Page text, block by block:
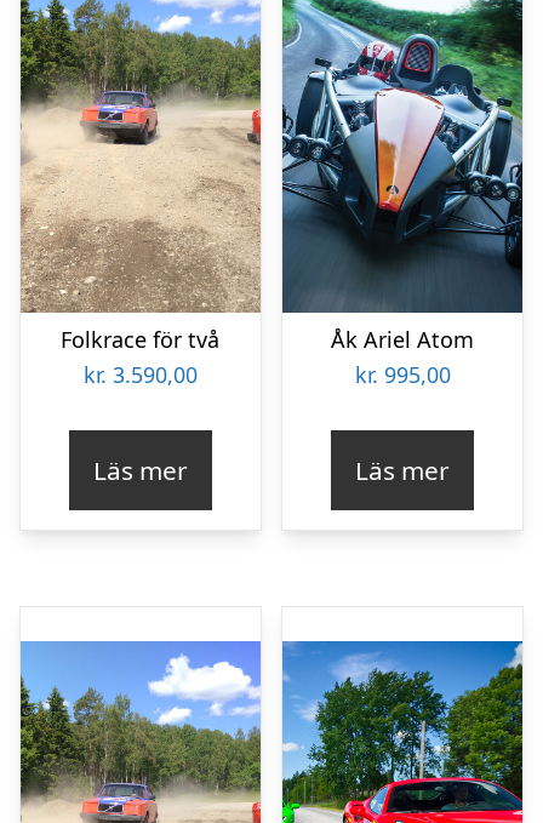
Folkrace för två
kr. 3.590,00
Läs mer
Åk Ariel Atom
kr. 995,00
Läs mer